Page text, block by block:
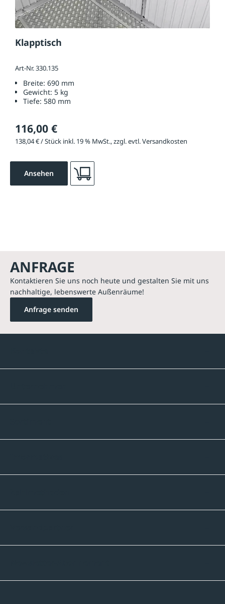
Klapptisch
Art-Nr. 330.135
Breite: 690 mm
Gewicht: 5 kg
Tiefe: 580 mm
116,00 €
138,04 € / Stück inkl. 19 % MwSt., zzgl. evtl. Versandkosten
Ansehen
ANFRAGE
Kontaktieren Sie uns noch heute und gestalten Sie mit uns
nachhaltige, lebenswerte Außenräume!
Anfrage senden